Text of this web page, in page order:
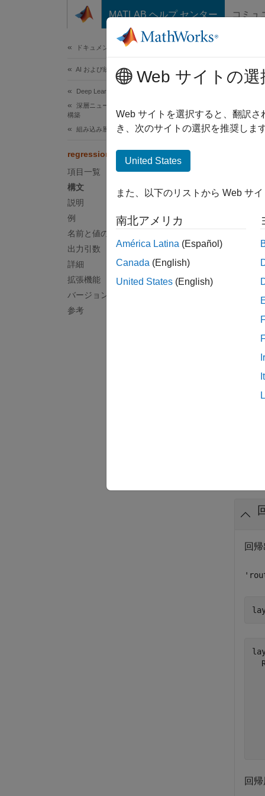
コンテンツへスキップ
MATLAB ヘルプ センター コミュ
ドキュメンテーションのホーム
AI および統計
Deep Learning Toolbox
深層ニューラル ネットワークのインポートと
構築
組み込み層
regressionLayer
項目一覧
構文
説明
例
名前と値の引数
出力引数
詳細
拡張機能
バージョン履歴
参考
(非推
構文
layer
説明
回帰
しま
回帰
回
回
Web サイトの選
Web サイトを選択すると、翻訳
き、次のサイトの選択を推奨しま
United States
また、以下のリストから Web サ
南北アメリカ
América Latina (Español)
Canada (English)
United States (English)